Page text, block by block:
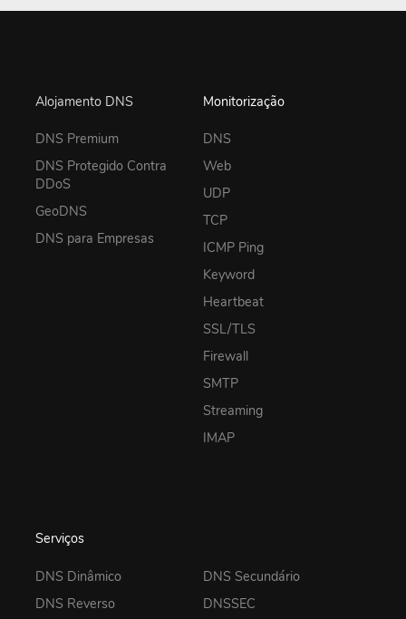
Alojamento DNS
DNS Premium
DNS Protegido Contra
DDoS
GeoDNS
DNS para Empresas
Monitorização
DNS
Web
UDP
TCP
ICMP Ping
Keyword
Heartbeat
SSL/TLS
Firewall
SMTP
Streaming
IMAP
Serviços
DNS Dinâmico
DNS Reverso
DNS Secundário
DNSSEC